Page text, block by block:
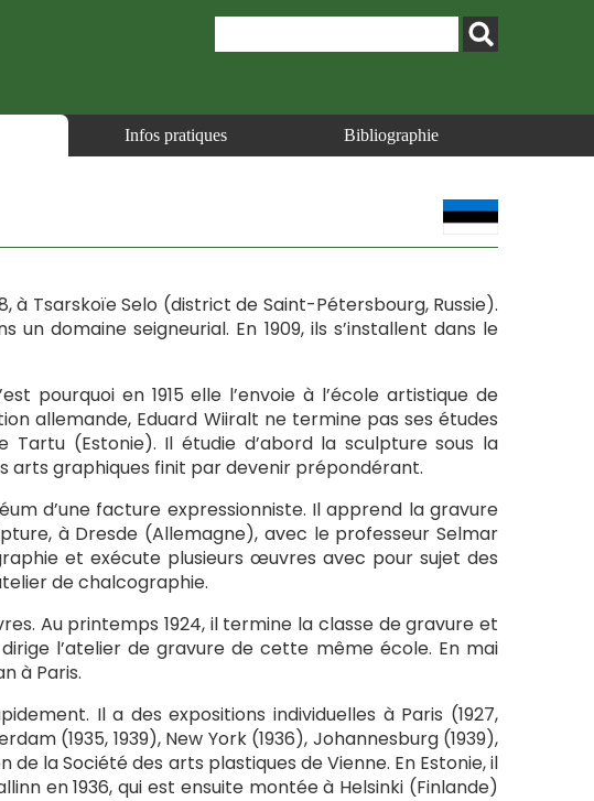
Infos pratiques Bibliographie
à Tsarskoïe Selo (district de Saint-Pétersbourg, Russie).
domaine seigneurial. En 1909, ils s’installent dans le
pourquoi en 1915 elle l’envoie à l’école artistique de
allemande, Eduard Wiiralt ne termine pas ses études
(Estonie). Il étudie d’abord la sculpture sous la
arts graphiques finit par devenir prépondérant.
d’une facture expressionniste. Il apprend la gravure
à Dresde (Allemagne), avec le professeur Selmar
et exécute plusieurs œuvres avec pour sujet des
de chalcographie.
Au printemps 1924, il termine la classe de gravure et
l’atelier de gravure de cette même école. En mai
à Paris.
Il a des expositions individuelles à Paris (1927,
(1935, 1939), New York (1936), Johannesburg (1939),
de la Société des arts plastiques de Vienne. En Estonie, il
en 1936, qui est ensuite montée à Helsinki (Finlande)